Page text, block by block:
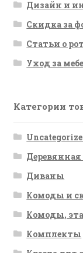
Дизайн и
Скидка за
Статьи о
Уход за
Категории
Деревянная
Диваны
Комоды и
Комоды,
Комплекты